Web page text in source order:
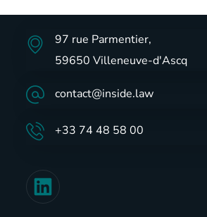
97 rue Parmentier,
59650 Villeneuve-d'Ascq
contact@inside.law
+33 74 48 58 00